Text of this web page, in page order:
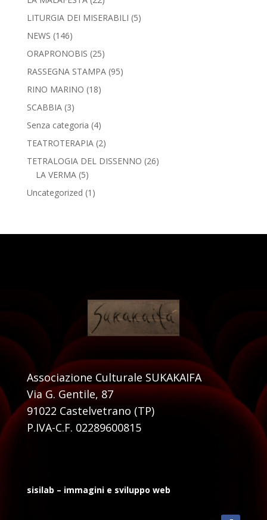
LITURGIA DEI MISERABILI (5)
NEWS (146)
ORAPRONOBIS (25)
RASSEGNA STAMPA(95)
RINO MARINO (18)
SCABBIA(3)
Senza categoria (4)
TEATROTERAPIA(2)
TETRALOGIA DEL DISSENNO (26)
LA VERMA(5)
Uncategorized (1)
Associazione Culturale SUKAKAIFA
Via G. Gentile, 87
91022 Castelvetrano (TP)
P.IVA-C.F. 02289600815
sisilab – immagini e sviluppo web